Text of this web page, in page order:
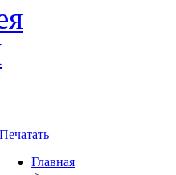
Печатать
Главная